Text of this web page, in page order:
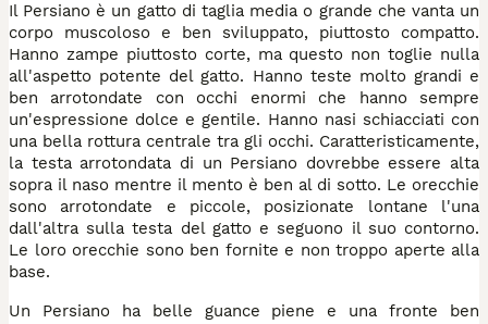
Il Persiano è un gatto di taglia media o grande che vanta un
corpo muscoloso e ben sviluppato, piuttosto compatto.
Hanno zampe piuttosto corte, ma questo non toglie nulla
all'aspetto potente del gatto. Hanno teste molto grandi e
ben arrotondate con occhi enormi che hanno sempre
un'espressione dolce e gentile. Hanno nasi schiacciati con
una bella rottura centrale tra gli occhi. Caratteristicamente,
la testa arrotondata di un Persiano dovrebbe essere alta
sopra il naso mentre il mento è ben al di sotto. Le orecchie
sono arrotondate e piccole, posizionate lontane l'una
dall'altra sulla testa del gatto e seguono il suo contorno.
Le loro orecchie sono ben fornite e non troppo aperte alla
base.
Un Persiano ha belle guance piene e una fronte ben